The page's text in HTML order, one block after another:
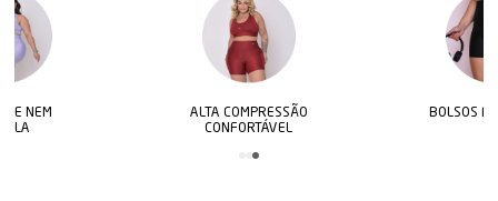
ALTA COMPRESSÃO
BOLSOS FUNCIONAIS